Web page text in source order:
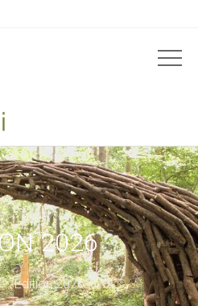
2026
Edition 2026